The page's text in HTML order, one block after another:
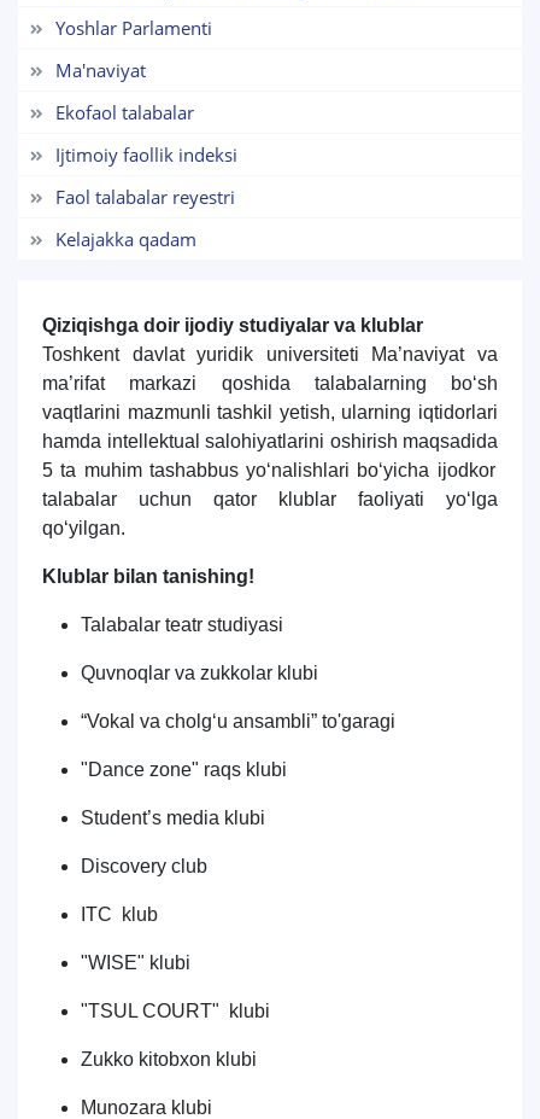
Yoshlar Parlamenti
Ma'naviyat
Ekofaol talabalar
Ijtimoiy faollik indeksi
Faol talabalar reyestri
Kelajakka qadam
Qiziqishga doir ijodiy studiyalar va klublar
Toshkent davlat yuridik universiteti Ma’naviyat va
ma’rifat markazi qoshida talabalarning
bo‘sh
vaqtlarini mazmunli tashkil yetish, ularning iqtidorlari
hamda intellektual salohiyatlarini oshirish maqsadida
5ta muhim tashabbus yo‘nalishlari bo‘yicha ijodkor
talabalar uchun qator klublar faoliyati
yo‘lga
qo‘yilgan.
Klublar bilan tanishing!
Talabalar teatr studiyasi
Quvnoqlar va zukkolar klubi
“Vokal va cholgʻu ansambli” to'garagi
"Dance zone" raqs klubi
Student’s media klubi
Discovery club
ITC klub
"WISE" klubi
"TSUL COURT" klubi
Zukko kitobxon klubi
Munozara klubi